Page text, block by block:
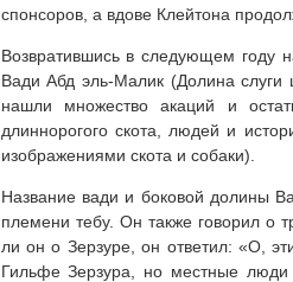
спонсоров, а вдове Клейтона
Возвратившись в следующем году
Вади Абд эль-Малик (Долина
нашли множество акаций и
длиннорогого скота, людей и
изображениями скота и собаки).
Название вади и боковой долины
племени тебу. Он также говорил о
ли он о Зерзуре, он ответил: «О,
Гильфе Зерзура, но местные